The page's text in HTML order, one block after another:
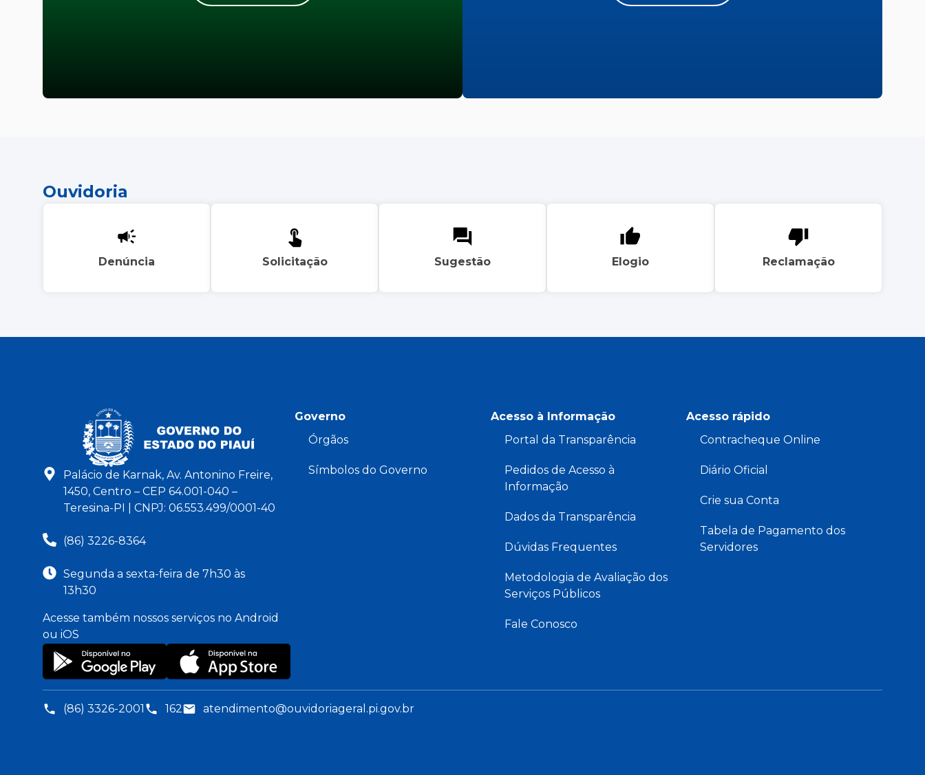
Ouvidoria
Denúncia Solicitação Sugestão Elogio Reclamação
Palácio de Karnak, Av. Antonino Freire,
1450, Centro – CEP 64.001-040 –
Teresina-PI | CNPJ: 06.553.499/0001-40
(86) 3226-8364
Segunda a sexta-feira de 7h30 às
13h30
Acesse também nossos serviços no Android
ou iOS
Governo
Órgãos
Símbolos do Governo
Acesso à Informação
Portal da Transparência
Pedidos de Acesso à
Informação
Dados da Transparência
Dúvidas Frequentes
Metodologia de Avaliação dos
Serviços Públicos
Fale Conosco
Acesso rápido
Contracheque Online
Diário Oficial
Crie sua Conta
Tabela de Pagamento dos
Servidores
(86) 3326-2001 162 atendimento@ouvidoriageral.pi.gov.br